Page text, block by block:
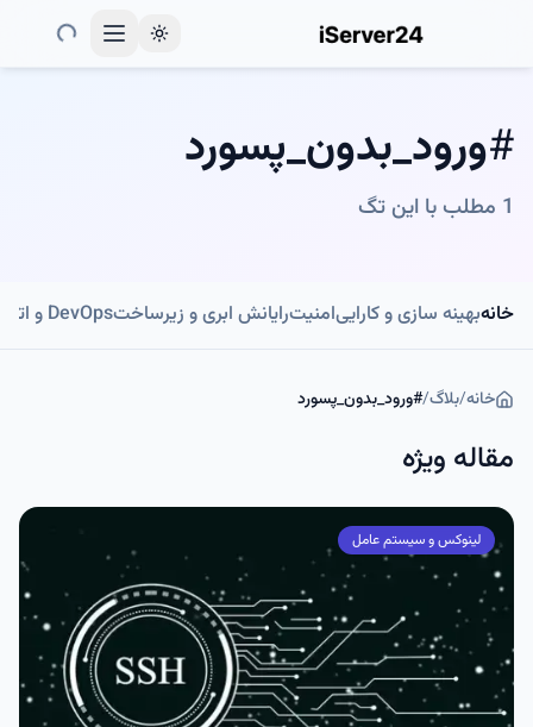
Toggle theme
#ورود_بدون_پسورد
1 مطلب با این تگ
خانهبهینه سازی و کاراییامنیترایانش ابری و زیرساختDevOps و اتوماسیون
خانه/بلاگ/
#ورود_بدون_پسورد
مقاله ویژه
لینوکس و سیستم عامل